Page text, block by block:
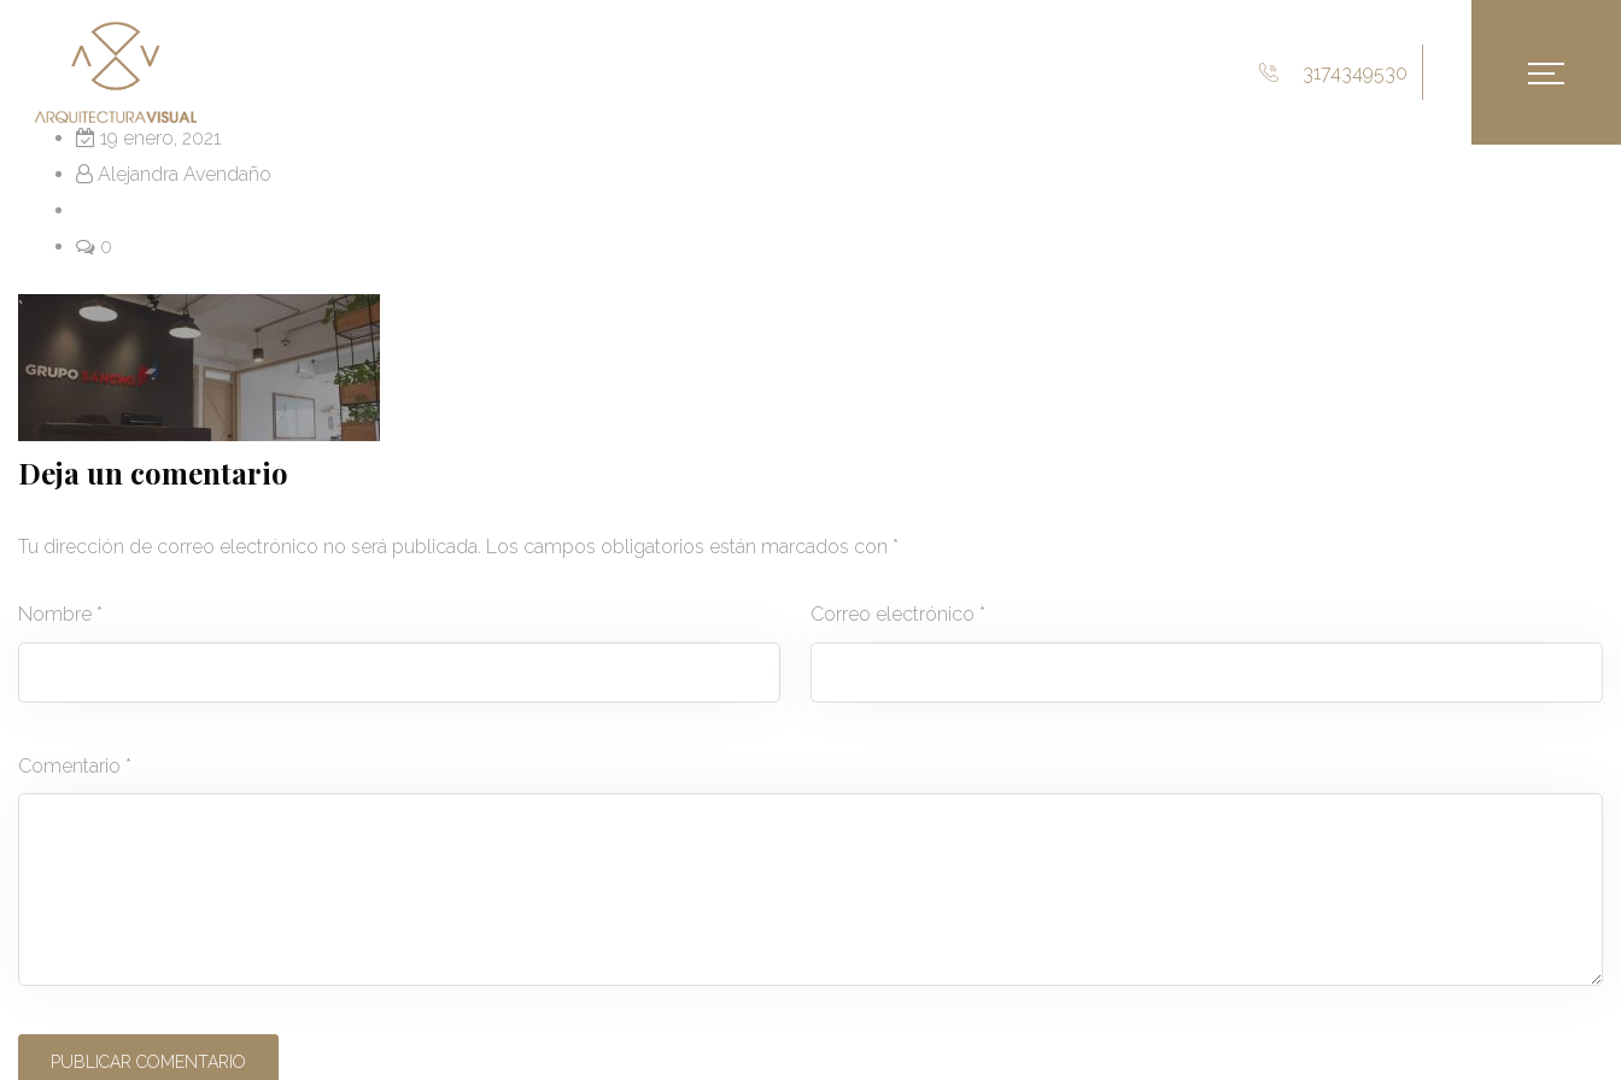
3174349530
19 enero, 2021
Alejandra Avendaño
0
Deja un comentario
Tu dirección de correo electrónico no será publicada. Los campos obligatorios están marcados con *
Nombre * Correo electrónico *
Comentario *